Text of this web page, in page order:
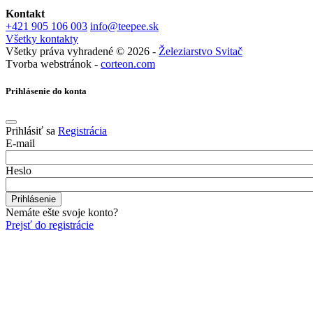
Kontakt
+421 905 106 003 info@teepee.sk
Všetky kontakty
Všetky práva vyhradené © 2026 - Železiarstvo Svitač
Tvorba webstránok - corteon.com
Prihlásenie do konta
Prihlásiť sa Registrácia
E-mail
Heslo
Nemáte ešte svoje konto?
Prejsť do registrácie